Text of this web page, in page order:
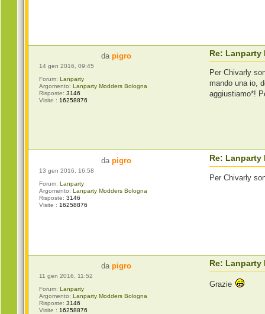
dapigro
14 gen 2016, 09:45
Forum: Lanparty
Argomento: Lanparty Modders Bologna
Risposte: 3146
Visite : 16258876
Re: Lanparty
Per Chivarly
mando una io,
aggiustiamo*!
dapigro
13 gen 2016, 16:58
Forum: Lanparty
Argomento: Lanparty Modders Bologna
Risposte: 3146
Visite : 16258876
Re: Lanparty
Per Chivarly
dapigro
11 gen 2016, 11:52
Forum: Lanparty
Argomento: Lanparty Modders Bologna
Risposte: 3146
Visite : 16258876
Re: Lanparty
Grazie